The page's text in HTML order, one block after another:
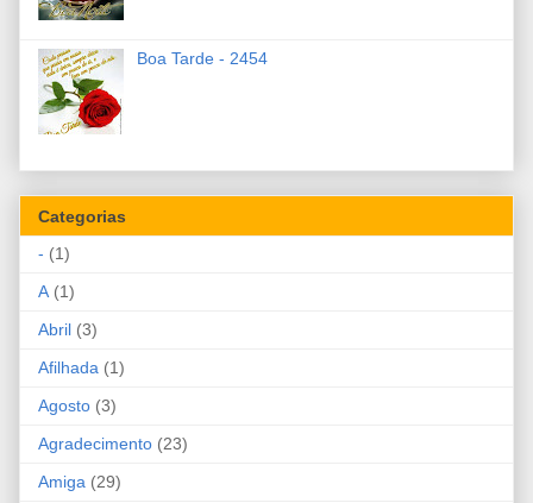
Boa Tarde - 2454
Categorias
- (1)
A (1)
Abril (3)
Afilhada (1)
Agosto (3)
Agradecimento (23)
Amiga (29)